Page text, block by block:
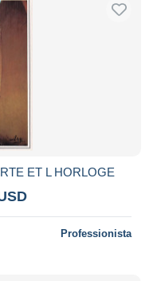
ET L HORLOGE
Professionista